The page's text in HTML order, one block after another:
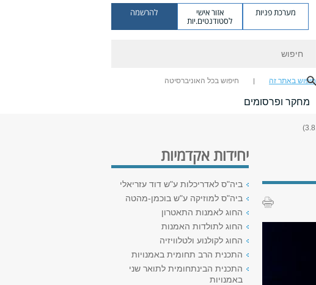
מערכת פניות אזור אישי
לסטודנטים.יות
להרשמה
חיפוש באתר זה חיפוש בכל האוניברסיטה
מחקר ופרסומים
יחידות אקדמיות
ביה"ס לאדריכלות ע"ש דוד עזריאלי
ביה"ס למוזיקה ע"ש בוכמן-מהטה
החוג לאמנות התאטרון
החוג לתולדות האמנות
החוג לקולנוע ולטלוויזיה
התכנית הרב תחומית באמנויות
התכנית הבינתחומית לתואר שני
באמנויות